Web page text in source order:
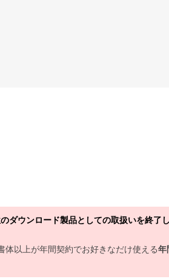
ダウンロード製品としての取扱いを終了
以上が年間契約でお好きなだけ使える年